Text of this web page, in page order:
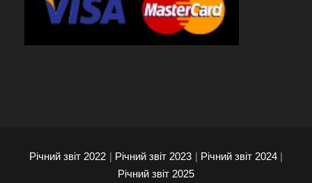
Річний звіт 2022 | Річний звіт 2023 | Річний звіт 2024 |
Річний звіт 2025